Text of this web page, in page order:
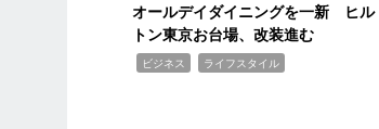
オールデイダイニングを一新 ヒル
トン東京お台場、改装進む
ビジネス ライフスタイル